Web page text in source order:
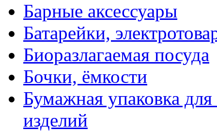
Барные аксессуары
Батарейки,
Биоразлагаемая посуда
Бочки, ёмкости
Бумажная упаковка
изделий